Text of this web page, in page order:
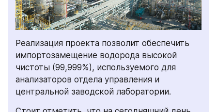
Реализация проекта позволит обеспечить
импортозамещение водорода высокой
чистоты (99,999%), используемого для
анализаторов отдела управления и
центральной заводской лаборатории.